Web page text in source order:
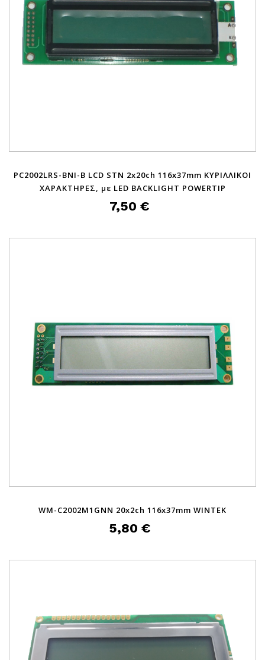
PC2002LRS-BNI-B LCD STN 2x20ch 116x37mm ΚΥΡΙΛΛΙΚΟΙ
ΧΑΡΑΚΤΗΡΕΣ, με LED BACKLIGHT POWERTIP
7,50 €
WM-C2002M1GNN 20x2ch 116x37mm WINTEK
5,80 €